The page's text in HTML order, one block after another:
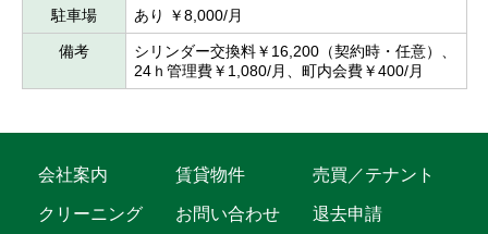
駐車場 あり ￥8,000/月
備考
シリンダー交換料￥16,200（契約時・任意）、
24ｈ管理費￥1,080/月、町内会費￥400/月
会社案内 賃貸物件
売買／テナント
クリーニング
お問い合わせ
退去申請